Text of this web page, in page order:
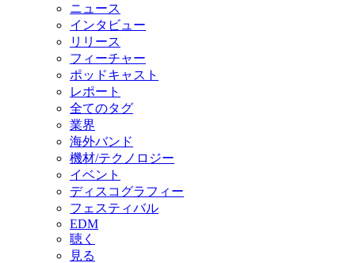
ニュース
インタビュー
リリース
フィーチャー
ポッドキャスト
レポート
全てのタグ
業界
海外バンド
機材/テクノロジー
イベント
ディスコグラフィー
フェスティバル
EDM
聴く
見る